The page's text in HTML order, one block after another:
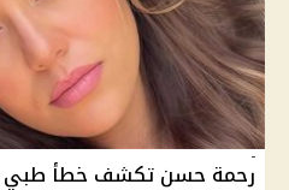
رحمة حسن تكشف خطأ